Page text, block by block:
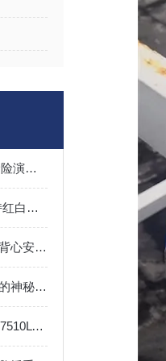
2018年度温州市防汛机动抢险演练现场会在龙湾成功举行
SW2170 多功能便携灯 手持红白光户外露营应急泛光灯
SZSW2780充电式LED反光背心安全反光马甲V型可手洗
揭开便携式LED匀光勘查灯的神秘面纱
JW7500免维护强光电筒JW7510LT多功能充电器电池铁路巡检3W可充电